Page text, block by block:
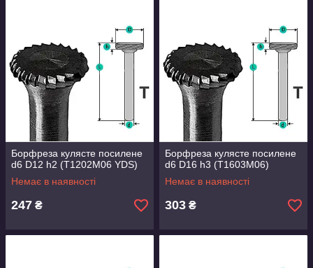
Борфреза кулясте посилене
d6 D12 h2 (Т1202M06 YDS)
Немає в наявності
247 ₴
Борфреза кулясте посилене
d6 D16 h3 (Т1603M06)
Немає в наявності
303 ₴